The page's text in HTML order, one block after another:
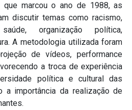
que marcou o ano de 1988, as
discutir temas como racismo,
organização política,
A metodologia utilizada foram
de vídeos, performance
a troca de experiência
política e cultural das
a importância da realização de